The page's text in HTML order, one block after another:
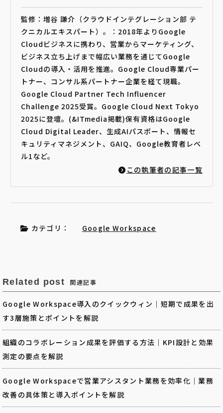
監修：増谷 謙介（クラウドインテグレーション部 テ
クニカルエキスパート）。：2018年よりGoogle
Cloudビジネスに携わり、営業からマーケティング、
ビジネス立ち上げまで幅広い業務を通じてGoogle
Cloudの導入・活用を推進。Google Cloud専業パー
トナー、コンサル系パートナー企業を経て現職。
Google Cloud Partner Tech Influencer
Challenge 2025受賞。Google Cloud Next Tokyo
2025に登壇。(&ITmedia掲載)保有資格はGoogle
Cloud Digital Leader、生成AIパスポート、情報セ
キュリティマネジメント、GAIQ、Google教育者レベ
ル1など。
この執筆者の記事一覧
カテゴリ： Google Workspace
Related post 関連記事
Google Workspace導入のクイックウィン｜短期で成果を出
す3層施策とポイントを解説
組織のコラボレーション成果を評価する方法｜KPI設計と効果
測定の要点を解説
Google Workspaceで営業アシスタント業務を効率化｜業務
改善の具体策と導入ポイントを解説